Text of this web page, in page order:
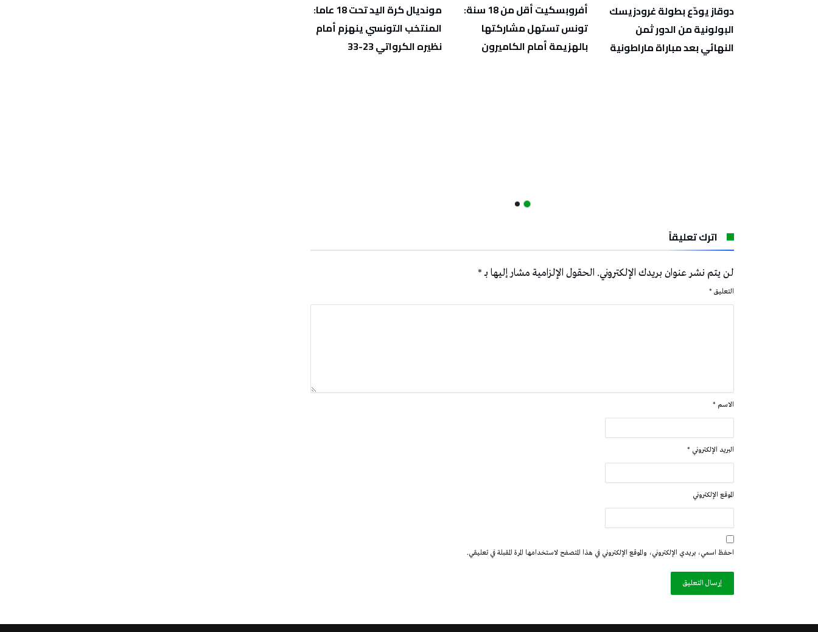
دوقاز يودّع بطولة غرودزيسك
البولونية من الدور ثمن
النهائي بعد مباراة ماراطونية
أفروبسكيت أقل من 18 سنة:
تونس تستهل مشاركتها
بالهزيمة أمام الكاميرون
مونديال كرة اليد تحت 18 عاما:
المنتخب التونسي ينهزم أمام
نظيره الكرواتي 23-33
اترك تعليقاً
لن يتم نشر عنوان بريدك الإلكتروني. الحقول الإلزامية مشار إليها بـ*
التعليق *
الاسم *
البريد الإلكتروني *
الموقع الإلكتروني
احفظ اسمي، بريدي الإلكتروني، والموقع الإلكتروني في هذا المتصفح لاستخدامها المرة المقبلة في تعليقي.